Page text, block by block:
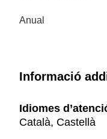
Anual
Informació
Idiomes
Català, Castellà